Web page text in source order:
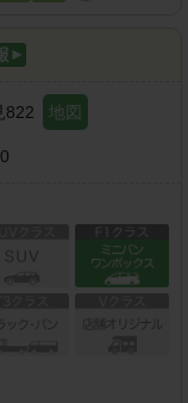
822 地図